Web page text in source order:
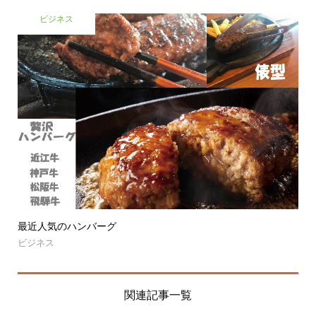
ビジネス
最近人気のハンバーグ
ビジネス
関連記事一覧